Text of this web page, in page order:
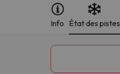
Info État des pistes